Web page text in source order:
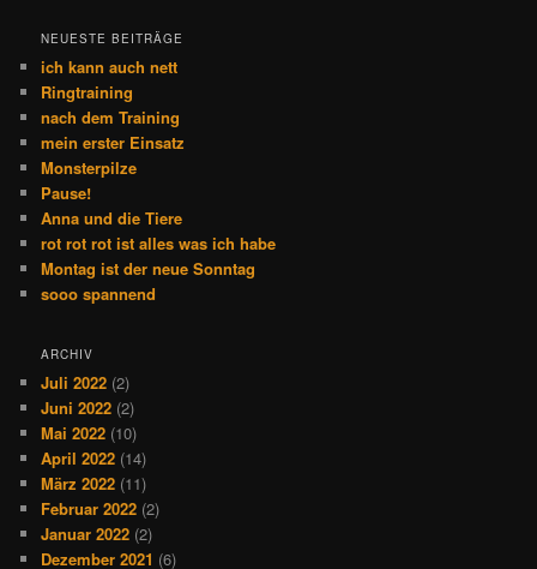
NEUESTE BEITRÄGE
ich kann auch nett
Ringtraining
nach dem Training
mein erster Einsatz
Monsterpilze
Pause!
Anna und die Tiere
rot rot rot ist alles was ich habe
Montag ist der neue Sonntag
sooo spannend
ARCHIV
Juli 2022 (2)
Juni 2022 (2)
Mai 2022 (10)
April 2022 (14)
März 2022 (11)
Februar 2022 (2)
Januar 2022 (2)
Dezember 2021 (6)